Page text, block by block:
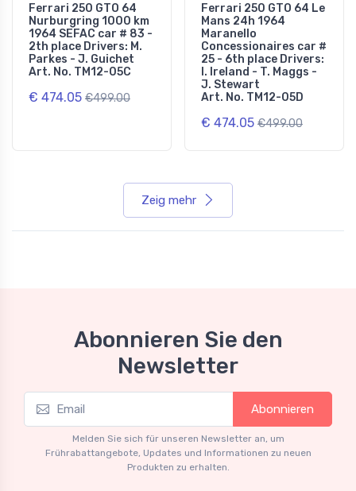
Ferrari 250 GTO 64
Nurburgring 1000 km
1964 SEFAC car # 83 -
2th place Drivers: M.
Parkes - J. Guichet
Art. No. TM12-05C
€ 474.05 €499.00
Ferrari 250 GTO 64 Le
Mans 24h 1964
Maranello
Concessionaires car #
25 - 6th place Drivers:
I. Ireland - T. Maggs -
J. Stewart
Art. No. TM12-05D
€ 474.05 €499.00
Zeig mehr
Abonnieren Sie den
Newsletter
Abonnieren
Melden Sie sich für unseren Newsletter an, um
Frührabattangebote, Updates und Informationen zu neuen
Produkten zu erhalten.